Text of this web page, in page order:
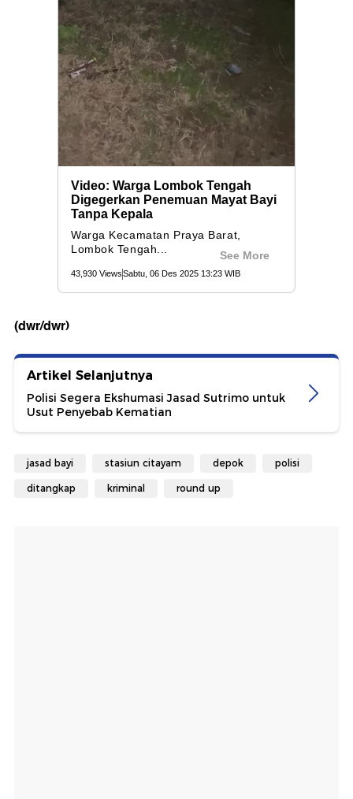
(dwr/dwr)
Artikel Selanjutnya
Polisi Segera Ekshumasi Jasad Sutrimo untuk
Usut Penyebab Kematian
jasad bayi stasiun citayam depok polisi
ditangkap kriminal round up